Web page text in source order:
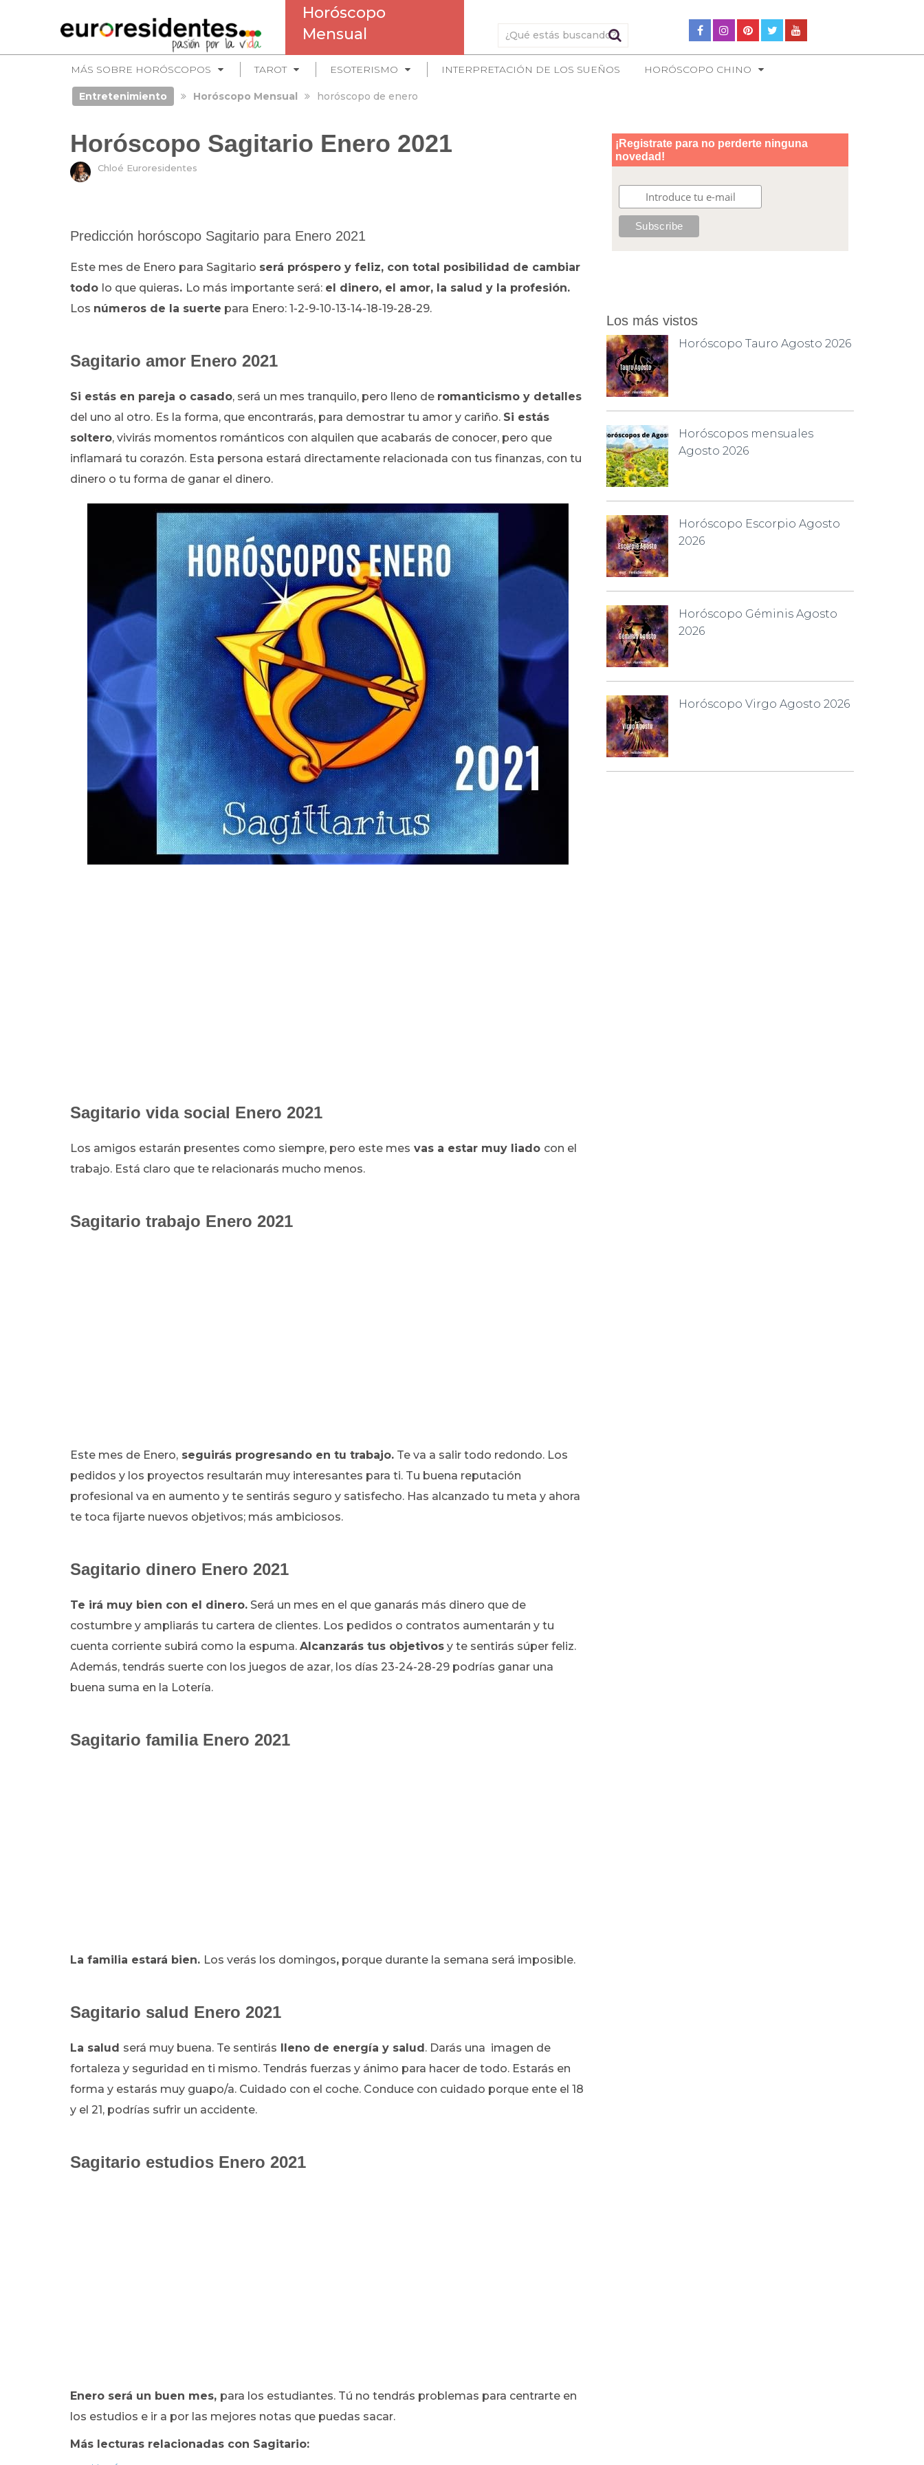
Horóscopo
Mensual
MÁS SOBRE HORÓSCOPOS TAROT ESOTERISMO INTERPRETACIÓN DE LOS SUEÑOS HORÓSCOPO CHINO
Entretenimiento Horóscopo Mensual horóscopo de enero
Horóscopo Sagitario Enero 2021
Chloé Euroresidentes
Predicción horóscopo Sagitario para Enero 2021
Este mes de Enero para Sagitario será próspero y feliz, con total posibilidad de cambiar
todo lo que quieras. Lo más importante será: el dinero, el amor, la salud y la profesión.
Los números de la suerte para Enero: 1-2-9-10-13-14-18-19-28-29.
Sagitario amor Enero 2021
Si estás en pareja o casado, será un mes tranquilo, pero lleno de romanticismo y detalles
del uno al otro. Es la forma, que encontrarás, para demostrar tu amor y cariño. Si estás
soltero, vivirás momentos románticos con alquilen que acabarás de conocer, pero que
inflamará tu corazón. Esta persona estará directamente relacionada con tus finanzas, con tu
dinero o tu forma de ganar el dinero.
Sagitario vida social Enero 2021
Los amigos estarán presentes como siempre, pero este mes vas a estar muy liado con el
trabajo. Está claro que te relacionarás mucho menos.
Sagitario trabajo Enero 2021
Este mes de Enero, seguirás progresando en tu trabajo. Te va a salir todo redondo. Los
pedidos y los proyectos resultarán muy interesantes para ti. Tu buena reputación
profesional va en aumento y te sentirás seguro y satisfecho. Has alcanzado tu meta y ahora
te toca fijarte nuevos objetivos; más ambiciosos.
Sagitario dinero Enero 2021
Te irá muy bien con el dinero. Será un mes en el que ganarás más dinero que de
costumbre y ampliarás tu cartera de clientes. Los pedidos o contratos aumentarán y tu
cuenta corriente subirá como la espuma. Alcanzarás tus objetivos y te sentirás súper feliz.
Además, tendrás suerte con los juegos de azar, los días 23-24-28-29 podrías ganar una
buena suma en la Lotería.
Sagitario familia Enero 2021
La familia estará bien. Los verás los domingos, porque durante la semana será imposible.
Sagitario salud Enero 2021
La salud será muy buena. Te sentirás lleno de energía y salud. Darás una imagen de
fortaleza y seguridad en ti mismo. Tendrás fuerzas y ánimo para hacer de todo. Estarás en
forma y estarás muy guapo/a. Cuidado con el coche. Conduce con cuidado porque ente el 18
y el 21, podrías sufrir un accidente.
Sagitario estudios Enero 2021
Enero será un buen mes, para los estudiantes. Tú no tendrás problemas para centrarte en
los estudios e ir a por las mejores notas que puedas sacar.
Más lecturas relacionadas con Sagitario:
Los más vistos
Horóscopo Tauro Agosto 2026
Horóscopos mensuales
Agosto 2026
Horóscopo Escorpio Agosto
2026
Horóscopo Géminis Agosto
2026
Horóscopo Virgo Agosto 2026